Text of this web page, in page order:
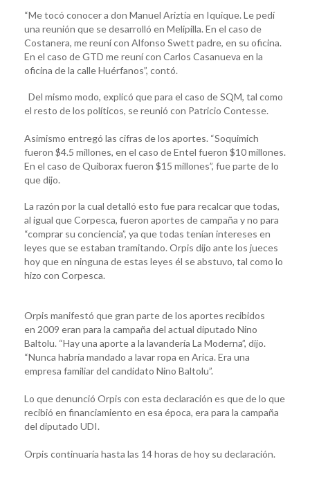
“Me tocó conocer a don Manuel Ariztía en Iquique. Le pedí
una reunión que se desarrolló en Melipilla. En el caso de
Costanera, me reuní con Alfonso Swett padre, en su oficina.
En el caso de GTD me reuní con Carlos Casanueva en la
oficina de la calle Huérfanos”, contó.
Del mismo modo, explicó que para el caso de SQM, tal como
el resto de los políticos, se reunió con Patricio Contesse.
Asimismo entregó las cifras de los aportes. “Soquimich
fueron $4.5 millones, en el caso de Entel fueron $10 millones.
En el caso de Quiborax fueron $15 millones”, fue parte de lo
que dijo.
La razón por la cual detalló esto fue para recalcar que todas,
al igual que Corpesca, fueron aportes de campaña y no para
“comprar su conciencia”, ya que todas tenían intereses en
leyes que se estaban tramitando. Orpis dijo ante los jueces
hoy que en ninguna de estas leyes él se abstuvo, tal como lo
hizo con Corpesca.
Orpis manifestó que gran parte de los aportes recibidos
en 2009 eran para la campaña del actual diputado Nino
Baltolu. “Hay una aporte a la lavandería La Moderna”, dijo.
“Nunca habría mandado a lavar ropa en Arica. Era una
empresa familiar del candidato Nino Baltolu”.
Lo que denunció Orpis con esta declaración es que de lo que
recibió en financiamiento en esa época, era para la campaña
del diputado UDI.
Orpis continuaría hasta las 14 horas de hoy su declaración.